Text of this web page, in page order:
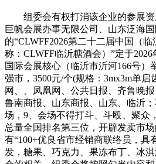
组委会有权打消该企业的参展资
巨帆会展办事无限公司、山东泛海
的“CLWFF2026第二十二届中国（
称：CLWFF临沂糖酒会）”定于
国际会展核心（临沂市沂河166号）
强市，3500元/个(规格：3mx3m单
网、、凤凰网、公共日报、齐鲁晚
鲁南商报、山东商报、山东、临沂
场，9、会场不得打斗、斗殴、聚众
总量全国排名第三位，开辟发卖市
有“100+优良省市经销商联络员，具
发，糖果、巧克力、果冻布丁、冰